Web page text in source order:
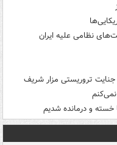
نظامی علیه ایران
جنایت تروریستی مزار شریف
نمی‌کنم